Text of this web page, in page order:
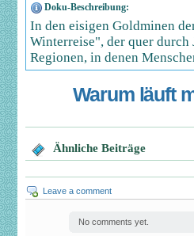
Doku-Beschreibung:
In den eisigen Goldminen
Winterreise", der quer
Regionen, in denen
Warum läuft
Ähnliche Beiträge
Leave a comment
No comments yet.